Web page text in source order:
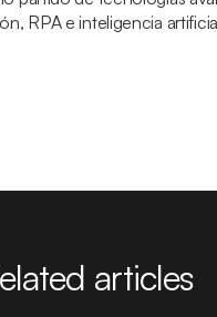
RPA e inteligencia
articles